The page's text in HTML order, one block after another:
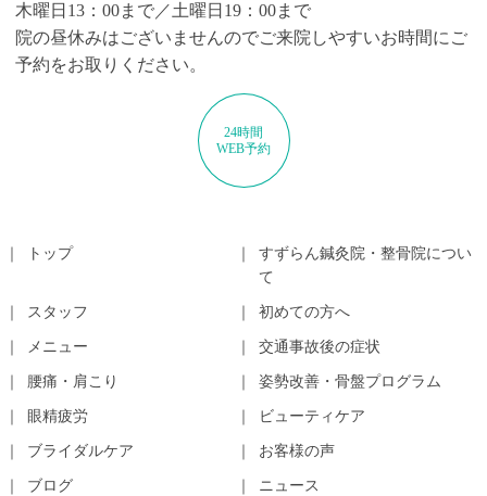
木曜日13：00まで／土曜日19：00まで
院の昼休みはございませんのでご来院しやすいお時間にご
予約をお取りください。
24時間
WEB予約
トップ
すずらん鍼灸院・整骨院につい
て
スタッフ 初めての方へ
メニュー 交通事故後の症状
腰痛・肩こり 姿勢改善・骨盤プログラム
眼精疲労 ビューティケア
ブライダルケア お客様の声
ブログ ニュース